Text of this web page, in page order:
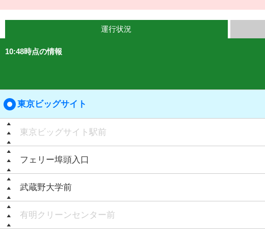
運行状況
10:48時点の情報
東京ビッグサイト
東京ビッグサイト駅前
フェリー埠頭入口
武蔵野大学前
有明クリーンセンター前